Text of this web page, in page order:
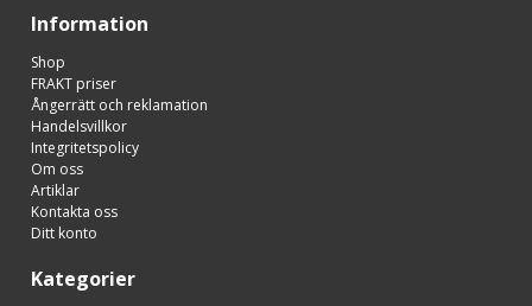
Information
Shop
FRAKT priser
Ångerrätt och reklamation
Handelsvillkor
Integritetspolicy
Om oss
Artiklar
Kontakta oss
Ditt konto
Kategorier